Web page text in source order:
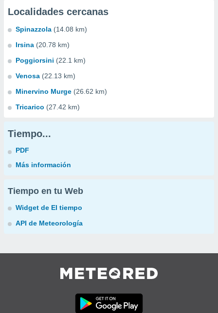
Localidades cercanas
Spinazzola (14.08 km)
Irsina (20.78 km)
Poggiorsini (22.1 km)
Venosa (22.13 km)
Minervino Murge (26.62 km)
Tricarico (27.42 km)
Tiempo...
PDF
Más información
Tiempo en tu Web
Widget de El tiempo
API de Meteorología